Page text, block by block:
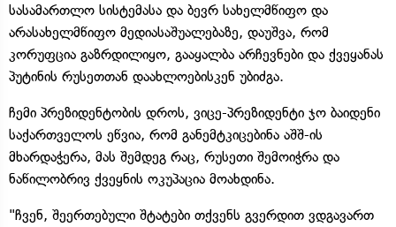
სასამართლო სისტემასა და ბევრ სახელმწიფო და
არასახელმწიფო მედიასაშუალებაზე, დაუშვა, რომ
კორუფცია გაზრდილიყო, გააყალბა არჩევნები და ქვეყანას
პუტინის რუსეთთან დაახლოებისკენ უბიძგა.
ჩემი პრეზიდენტობის დროს, ვიცე-პრეზიდენტი ჯო ბაიდენი
საქართველოს ეწვია, რომ განემტკიცებინა აშშ-ის
მხარდაჭერა, მას შემდეგ რაც, რუსეთი შემოიჭრა და
ნაწილობრივ ქვეყნის ოკუპაცია მოახდინა.
"ჩვენ, შეერთებული შტატები თქვენს გვერდით ვდგავართ